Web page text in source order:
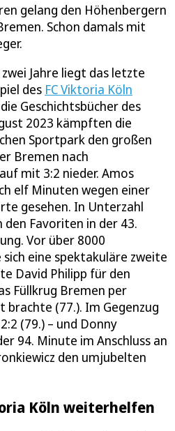
gelang den Höhenbergern
Schon damals mit
Jahre liegt das letzte
des FC Viktoria Köln
Geschichtsbücher des
2023 kämpften die
Sportpark den großen
Bremen nach
mit 3:2 nieder. Amos
elf Minuten wegen einer
gesehen. In Unterzahl
Favoriten in der 43.
Vor über 8000
eine spektakuläre zweite
David Philipp für den
Füllkrug Bremen per
(77.). Im Gegenzug
(79.) – und Donny
94. Minute im Anschluss an
den umjubelten
Köln weiterhelfen